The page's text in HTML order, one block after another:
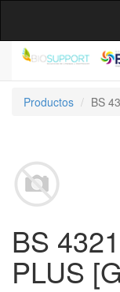
Productos
BS
BS
PLUS